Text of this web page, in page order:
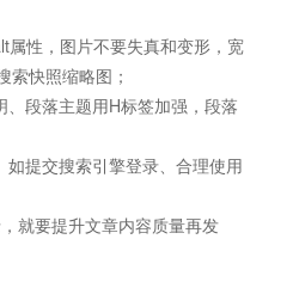
属性，图片不要失真和变形，宽
索快照缩略图；
段落主题用H标签加强，段落
提交搜索引擎登录、合理使用
就要提升文章内容质量再发